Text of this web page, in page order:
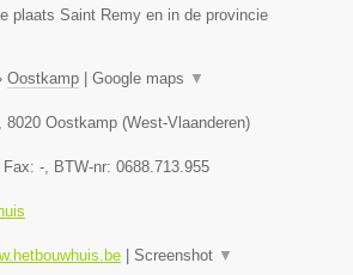
plaats Saint Remy en in de provincie
Oostkamp Google maps ▼
8020 Oostkamp (West-Vlaanderen)
, Fax: - , BTW-nr: 0688.713.955
Screenshot ▼